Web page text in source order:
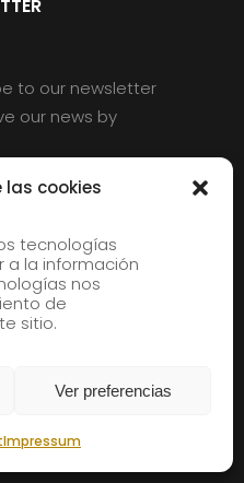
cookies
tecnologías
la información
nos
de
sitio.
Ver preferencias
Impressum
to our newsletter
our news by